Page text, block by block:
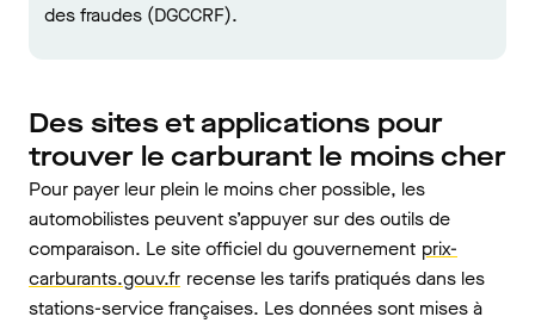
des fraudes (DGCCRF).
Des sites et applications pour
trouver le carburant le moins cher
Pour payer leur plein le moins cher possible, les
automobilistes peuvent s’appuyer sur des outils de
comparaison. Le site officiel du gouvernement prix-
carburants.gouv.fr recense les tarifs pratiqués dans les
stations-service françaises. Les données sont mises à